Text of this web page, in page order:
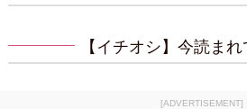
【イチオシ】今読ま
[ADVERTISEMENT]